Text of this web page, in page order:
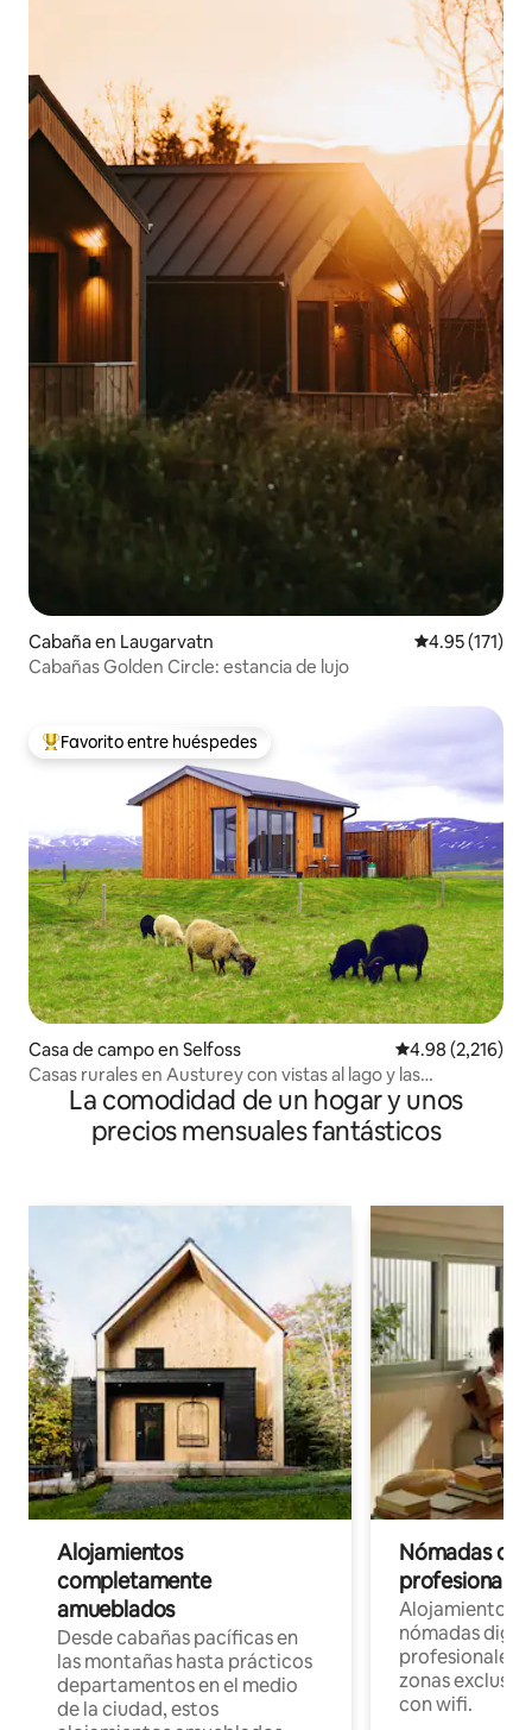
Cabaña en Laugarvatn Calificación
4.95 (171)
Cabañas Golden Circle: estancia de lujo
De los mejores en Favorito entre huéspedes
Favorito entre huéspedes
Casa de campo en Selfoss Calificación
4.98 (2,216)
Casas rurales en Austurey con vistas al lago y las
montañas
La comodidad de un hogar y unos
precios mensuales fantásticos
Alojamientos
completamente
amueblados
Desde cabañas pacíficas en
las montañas hasta prácticos
departamentos en el medio
de la ciudad, estos
Nómadas
Alojamientos
nómadas
profesionales
zonas
con wifi.